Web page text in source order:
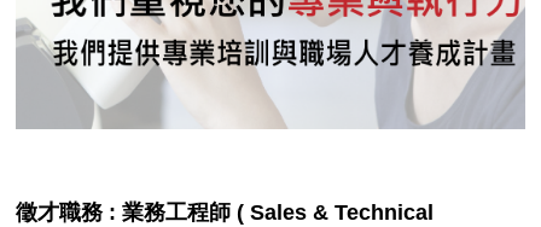
徵才職務 : 業務工程師 ( Sales & Technical